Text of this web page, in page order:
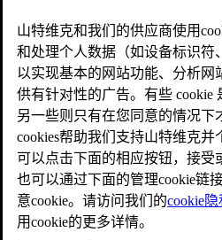
山特维克和我们的供应商使用
和处理个人数据（如设备标识符
以实现基本的网站功能、分析网
供有针对性的广告。有些 cookie
另一些则只有在您同意的情况下
cookies帮助我们支持山特维克
可以点击下面的相应按钮，接受
也可以通过下面的管理cookie链
意cookie。请访问我们的cookie
用cookie的更多详情。